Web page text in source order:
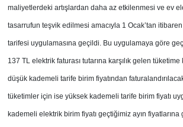
maliyetlerdeki artışlardan daha az etkilenmesi ve ev
tasarrufun teşvik edilmesi amacıyla 1 Ocak’tan
tarifesi uygulamasına geçildi. Bu uygulamaya göre
137 TL elektrik faturası tutarına karşılık gelen
düşük kademeli tarife birim fiyatından
tüketimler için ise yüksek kademeli tarife birim fiyatı
kademeli elektrik birim fiyatı geçtiğimiz ayın